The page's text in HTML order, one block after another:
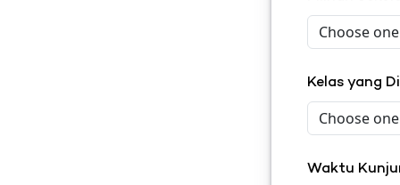
Kelas yang
Waktu